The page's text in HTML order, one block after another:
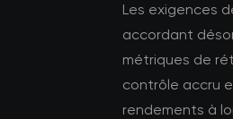
Les exigences
accordant
métriques de
contrôle accru
rendements à